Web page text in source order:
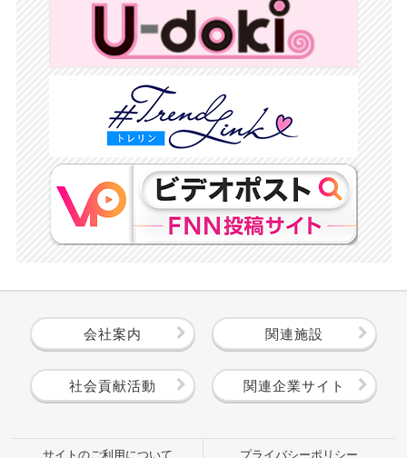
会社案内 関連施設
社会貢献活動 関連企業サイト
サイトのご利用について プライバシーポリシー